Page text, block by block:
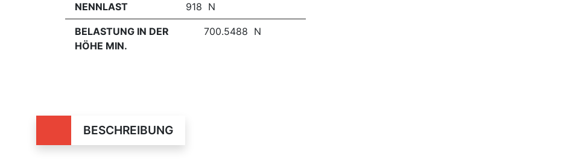
NENNLAST 918 N
BELASTUNG IN DER
HÖHE MIN.
700.5488 N
BESCHREIBUNG